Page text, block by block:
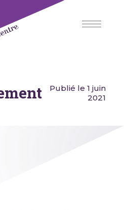
du
Publié le 1 juin
2021